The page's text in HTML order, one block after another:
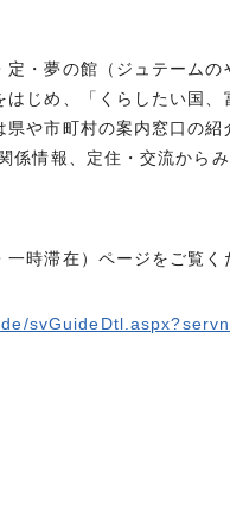
・夢の館（ジュテームの
じめ、「くらしたい国、
や市町村の案内窓口の紹
係情報、定住・交流から
時滞在）ページをご覧く